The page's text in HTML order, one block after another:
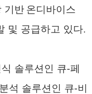
기반 온디바이스
및 공급하고 있다.
솔루션인 큐-페
석 솔루션인 큐-비